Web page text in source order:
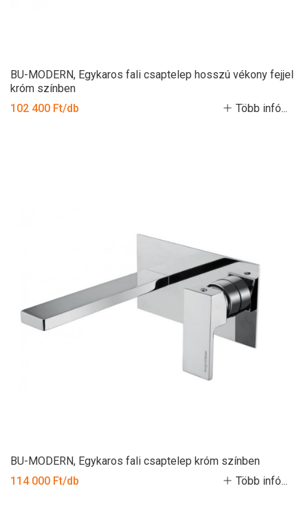
BU-MODERN, Egykaros fali csaptelep hosszú vékony fejjel
króm színben
102 400 Ft/db
Több infó...
BU-MODERN, Egykaros fali csaptelep króm színben
114 000 Ft/db
Több infó...